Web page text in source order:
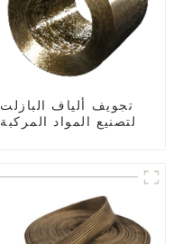
تجويف ألياف البازلت
لتصنيع المواد المركبة